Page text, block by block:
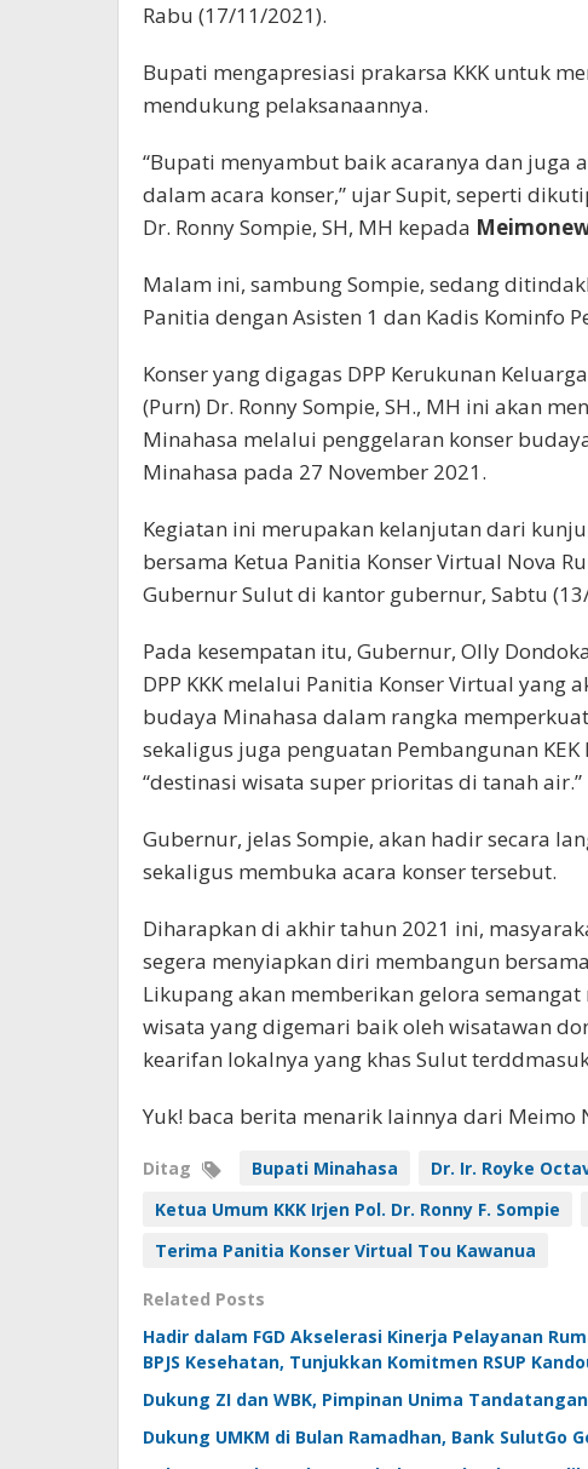
Rabu (17/11/2021).
Bupati mengapresiasi prakarsa KKK untuk
mendukung pelaksanaannya.
“Bupati menyambut baik acaranya dan juga
dalam acara konser,” ujar Supit, seperti
Dr. Ronny Sompie, SH, MH kepada
Malam ini, sambung Sompie, sedang
Panitia dengan Asisten 1 dan Kadis Kominfo
Konser yang digagas DPP Kerukunan
(Purn) Dr. Ronny Sompie, SH., MH ini akan
Minahasa melalui penggelaran konser
Minahasa pada 27 November 2021.
Kegiatan ini merupakan kelanjutan dari
bersama Ketua Panitia Konser Virtual Nova
Gubernur Sulut di kantor gubernur, Sabtu
Pada kesempatan itu, Gubernur, Olly
DPP KKK melalui Panitia Konser Virtual yang
budaya Minahasa dalam rangka
sekaligus juga penguatan Pembangunan
“destinasi wisata super prioritas di tanah air.”
Gubernur, jelas Sompie, akan hadir secara
sekaligus membuka acara konser tersebut.
Diharapkan di akhir tahun 2021 ini,
segera menyiapkan diri membangun
Likupang akan memberikan gelora
wisata yang digemari baik oleh wisatawan
kearifan lokalnya yang khas Sulut
Yuk! baca berita menarik lainnya dari Meimo
Ditag Bupati Minahasa Dr. Ir. Royke
Ketua Umum KKK Irjen Pol. Dr. Ronny F. Sompie
Terima Panitia Konser Virtual Tou Kawanua
Related Posts
Hadir dalam FGD Akselerasi Kinerja Pelayanan
BPJS Kesehatan, Tunjukkan Komitmen RSUP
Dukung ZI dan WBK, Pimpinan Unima
Dukung UMKM di Bulan Ramadhan, Bank SulutGo